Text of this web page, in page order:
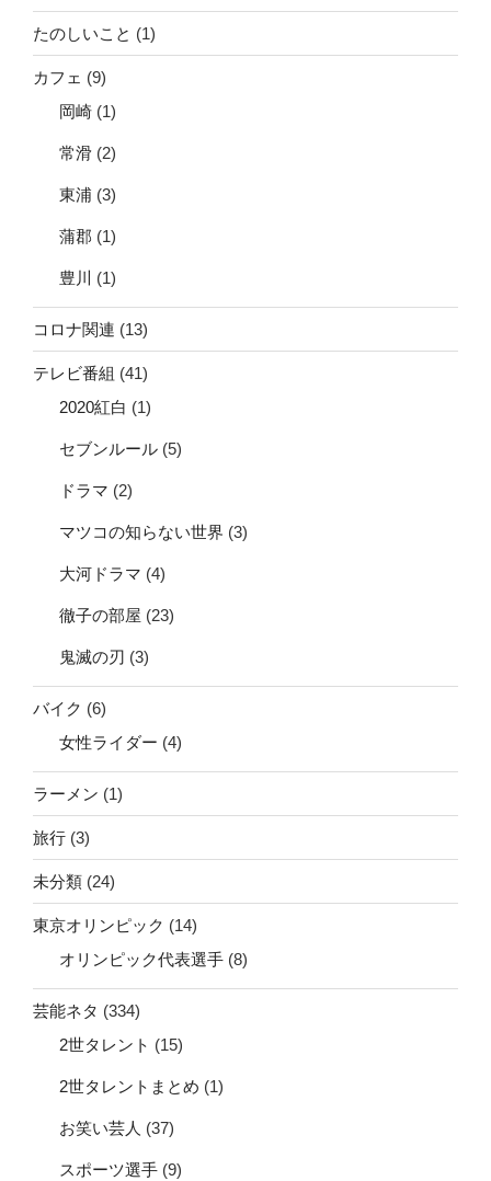
たのしいこと (1)
カフェ (9)
岡崎 (1)
常滑 (2)
東浦 (3)
蒲郡 (1)
豊川 (1)
コロナ関連 (13)
テレビ番組 (41)
2020紅白 (1)
セブンルール (5)
ドラマ (2)
マツコの知らない世界 (3)
大河ドラマ (4)
徹子の部屋 (23)
鬼滅の刃 (3)
バイク (6)
女性ライダー (4)
ラーメン (1)
旅行 (3)
未分類 (24)
東京オリンピック (14)
オリンピック代表選手 (8)
芸能ネタ (334)
2世タレント (15)
2世タレントまとめ (1)
お笑い芸人 (37)
スポーツ選手 (9)